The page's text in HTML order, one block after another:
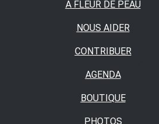
A FLEUR DE PEAU
NOUS AIDER
CONTRIBUER
AGENDA
BOUTIQUE
PHOTOS